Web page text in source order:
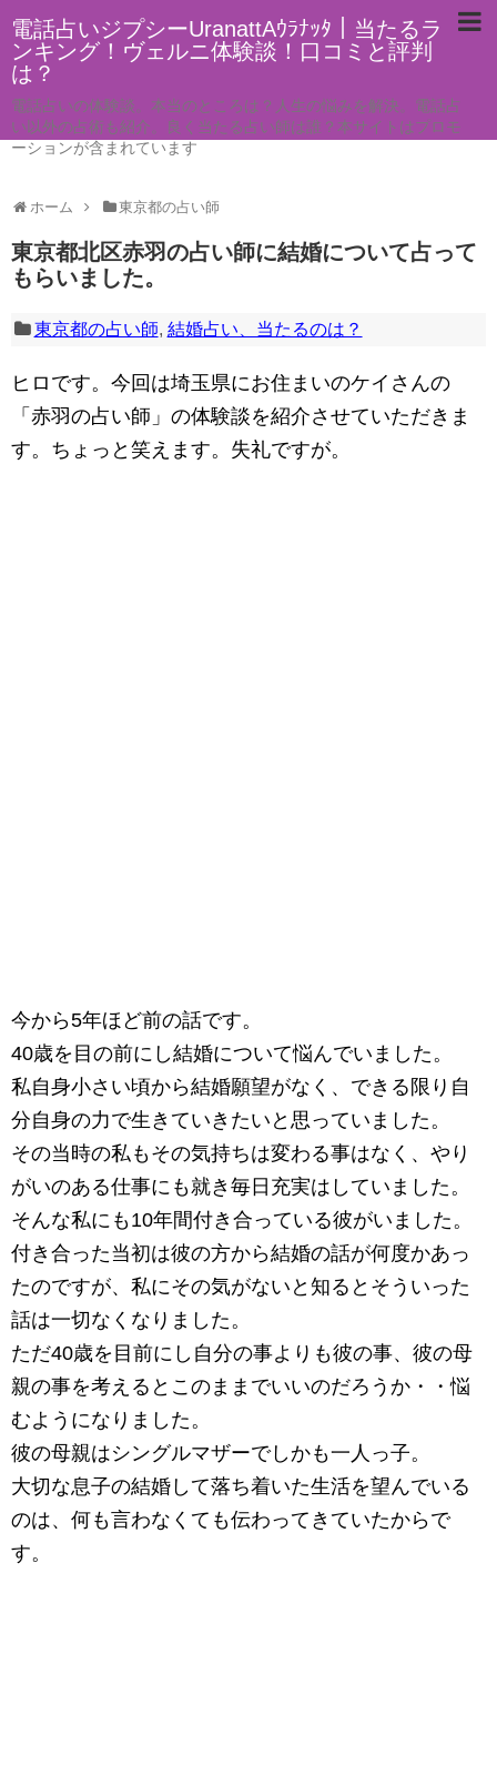
電話占いジプシーUranattAｳﾗﾅｯﾀ｜当たるラ
ンキング！ヴェルニ体験談！口コミと評判
は？
電話占いの体験談。本当のところは？人生の悩みを解決。電話占
い以外の占術も紹介。良く当たる占い師は誰？本サイトはプロモ
ーションが含まれています
ホーム 東京都の占い師
東京都北区赤羽の占い師に結婚について占って
もらいました。
東京都の占い師, 結婚占い、当たるのは？
ヒロです。今回は埼玉県にお住まいのケイさんの
「赤羽の占い師」の体験談を紹介させていただきま
す。ちょっと笑えます。失礼ですが。
今から5年ほど前の話です。
40歳を目の前にし結婚について悩んでいました。
私自身小さい頃から結婚願望がなく、できる限り自
分自身の力で生きていきたいと思っていました。
その当時の私もその気持ちは変わる事はなく、やり
がいのある仕事にも就き毎日充実はしていました。
そんな私にも10年間付き合っている彼がいました。
付き合った当初は彼の方から結婚の話が何度かあっ
たのですが、私にその気がないと知るとそういった
話は一切なくなりました。
ただ40歳を目前にし自分の事よりも彼の事、彼の母
親の事を考えるとこのままでいいのだろうか・・悩
むようになりました。
彼の母親はシングルマザーでしかも一人っ子。
大切な息子の結婚して落ち着いた生活を望んでいる
のは、何も言わなくても伝わってきていたからで
す。